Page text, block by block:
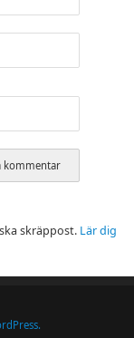
skräppost. Lär dig